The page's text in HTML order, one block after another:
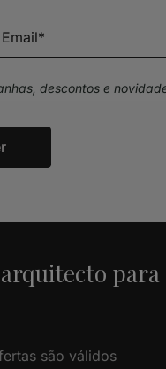
descontos e
são válidos